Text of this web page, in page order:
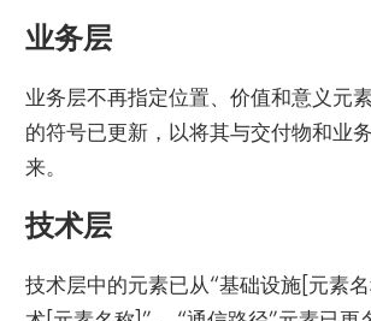
业务层
业务层不再指定位置、价值和意义元
的符号已更新，以将其与交付物和业
来。
技术层
技术层中的元素已从“基础设施[元素